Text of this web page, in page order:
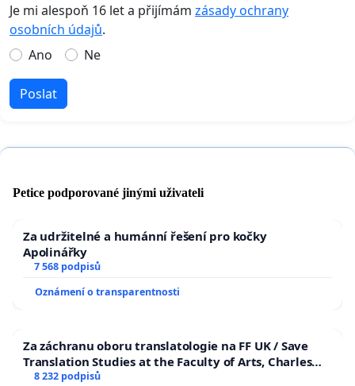
Je mi alespoň 16 let a přijímám zásady ochrany
osobních údajů.
Ano
Ne
Poslat
Petice podporované jinými uživateli
Za udržitelné a humánní řešení pro kočky
Apolinářky
7 568 podpisů
Oznámení o transparentnosti
Za záchranu oboru translatologie na FF UK / Save
Translation Studies at the Faculty of Arts, Charles
University
8 232 podpisů